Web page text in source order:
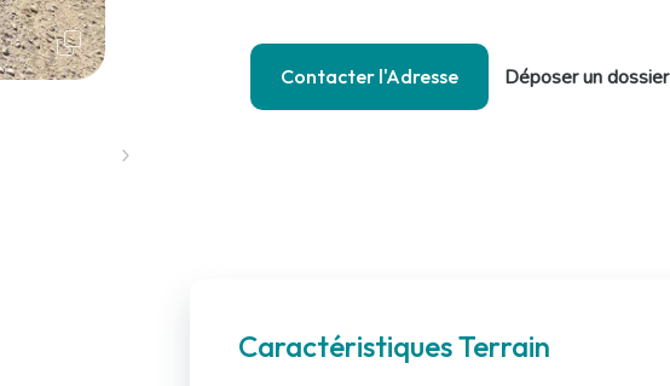
Contacter l'Adresse Déposer un dossier
Caractéristiques Terrain